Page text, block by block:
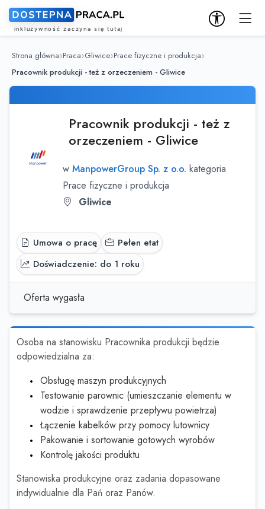
Strona główna Praca Gliwice Prace fizyczne i produkcja
Pracownik produkcji - też z orzeczeniem - Gliwice
Pracownik produkcji - też z
orzeczeniem - Gliwice
w ManpowerGroup Sp. z o.o. kategoria
Prace fizyczne i produkcja
Gliwice
Umowa o pracę
Pełen etat
Doświadczenie: do 1 roku
Oferta wygasła
Osoba na stanowisku Pracownika produkcji będzie
odpowiedzialna za:
Obsługę maszyn produkcyjnych
Testowanie parownic (umieszczanie elementu w
wodzie i sprawdzenie przepływu powietrza)
Łączenie kabelków przy pomocy lutownicy
Pakowanie i sortowanie gotowych wyrobów
Kontrolę jakości produktu
Stanowiska produkcyjne oraz zadania dopasowane
indywidualnie dla Pań oraz Panów.